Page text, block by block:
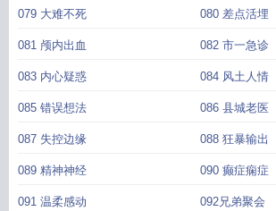
079 大难不死 080 差点活埋
081 颅内出血 082 市一急诊
083 内心疑惑 084 风土人情
085 错误想法 086 县城老医
087 失控边缘 088 狂暴输出
089 精神神经 090 癫症痫症
091 温柔感动 092兄弟聚会